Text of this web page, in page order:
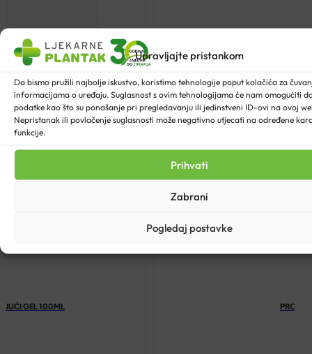
Upravljajte pristankom
Da bismo pružili najbolje iskustvo, koristimo tehnologije poput kolačića za
informacijama o uređaju. Suglasnost s ovim tehnologijama će nam omogućiti
podatke kao što su ponašanje pri pregledavanju ili jedinstveni ID-ovi na ovoj
Nepristanak ili povlačenje suglasnosti može negativno utjecati na određene
funkcije.
Prihvati
Zabrani
Pogledaj postavke
GEL 100ML